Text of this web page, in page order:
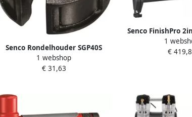
Senco Rondelhouder SGP40S
HC0697
1 webshop
€ 31,63
Senco FinishPro
1
€